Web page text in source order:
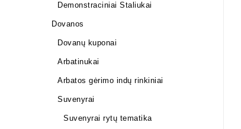
Demonstraciniai Staliukai
Dovanos
Dovanų kuponai
Arbatinukai
Arbatos gėrimo indų rinkiniai
Suvenyrai
Suvenyrai rytų tematika